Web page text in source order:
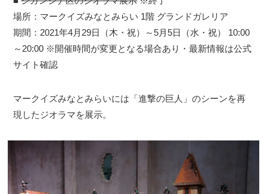
場所：マークイズみなとみらい 1階 グランドガレリア
期間：2021年4月29日（木・祝）～5月5日（水・祝） 10:00
～20:00 ※開催時間が変更となる場合あり・最新情報は公式
サイト確認
マークイズみなとみらいには「進撃の巨人」のシーンを再
現したジオラマを展示。